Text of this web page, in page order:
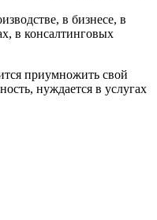
в бизнесе, в
в консалтинговых
приумножить свой
нуждается в услугах